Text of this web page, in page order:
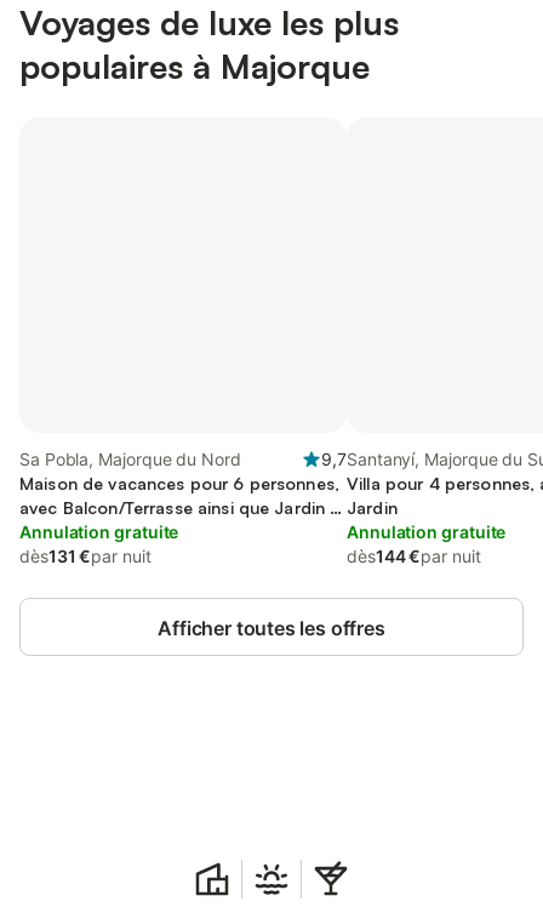
Voyages de luxe les plus
populaires à Majorque
Sa Pobla, Majorque du Nord
9,7
Maison de vacances pour 6 personnes,
avec Balcon/Terrasse ainsi que Jardin et
Piscine
Annulation gratuite
dès131 €par nuit
Santanyí, Majorque du
Villa pour 4 personnes,
Jardin
Annulation gratuite
dès144 €par nuit
Afficher toutes les offres